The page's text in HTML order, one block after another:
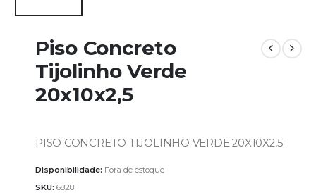
Piso Concreto
Tijolinho Verde
20x10x2,5
PISO CONCRETO TIJOLINHO VERDE 20X10X2,5
Disponibilidade: Fora de estoque
SKU: 6828